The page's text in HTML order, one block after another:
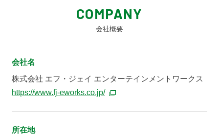
COMPANY
会社概要
会社名
株式会社 エフ・ジェイ エンターテインメントワークス
https://www.fj-eworks.co.jp/
所在地